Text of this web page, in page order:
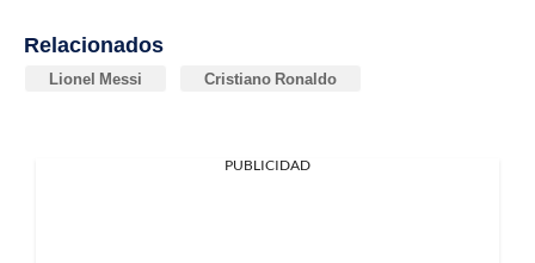
Relacionados
Lionel Messi Cristiano Ronaldo
PUBLICIDAD